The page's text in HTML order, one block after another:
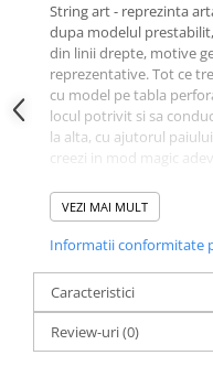
String art - reprezinta
dupa modelul
din linii drepte, motive
reprezentative. Tot ce
cu model pe tabla
locul potrivit si sa
la alta, cu ajutorul
creezi in mod magic
Beneficii educationale:
manuala, gandire
Setul
Mandala
1 tabla perforata in
VEZI MAI MULT
Informatii conformitate
Caracteristici
Review-uri(0)